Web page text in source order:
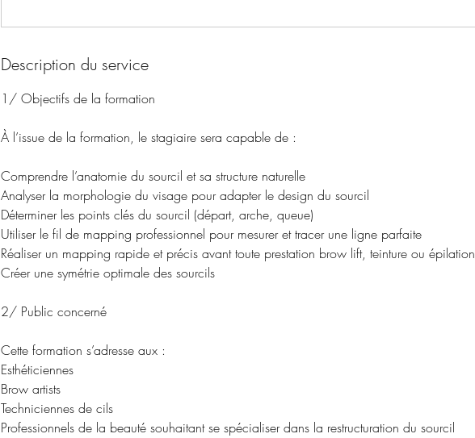
Description du service
1/ Objectifs de la formation
À l’issue de la formation, le stagiaire sera capable de :
Comprendre l’anatomie du sourcil et sa structure naturelle
Analyser la morphologie du visage pour adapter le design du sourcil
Déterminer les points clés du sourcil (départ, arche, queue)
Utiliser le fil de mapping professionnel pour mesurer et tracer une ligne parfaite
Réaliser un mapping rapide et précis avant toute prestation brow lift, teinture ou épilation
Créer une symétrie optimale des sourcils
2/ Public concerné
Cette formation s’adresse aux :
Esthéticiennes
Brow artists
Techniciennes de cils
Professionnels de la beauté souhaitant se spécialiser dans la restructuration du sourcil